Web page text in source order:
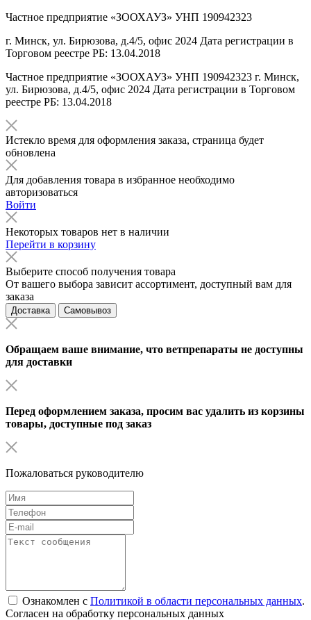
Частное предприятие «ЗООХАУЗ» УНП 190942323
г. Минск, ул. Бирюзова, д.4/5, офис 2024 Дата регистрации в
Торговом реестре РБ: 13.04.2018
Частное предприятие «ЗООХАУЗ» УНП 190942323 г. Минск,
ул. Бирюзова, д.4/5, офис 2024 Дата регистрации в Торговом
реестре РБ: 13.04.2018
Истекло время для оформления заказа, страница будет
обновлена
Для добавления товара в избранное необходимо
авторизоваться
Войти
Некоторых товаров нет в наличии
Перейти в корзину
Выберите способ получения товара
От вашего выбора зависит ассортимент, доступный вам для
заказа
Доставка Самовывоз
Обращаем ваше внимание, что ветпрепараты не доступны
для доставки
Перед оформлением заказа, просим вас удалить из корзины
товары, доступные под заказ
Пожаловаться руководителю
Ознакомлен с Политикой в области персональных данных.
Согласен на обработку персональных данных